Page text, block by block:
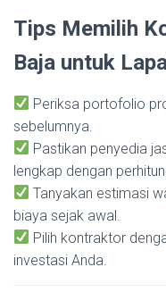
Tips Memilih
Baja untuk
Periksa portofolio
sebelumnya.
Pastikan penyedia
lengkap dengan
Tanyakan estimasi
biaya sejak awal.
Pilih kontraktor
investasi Anda.